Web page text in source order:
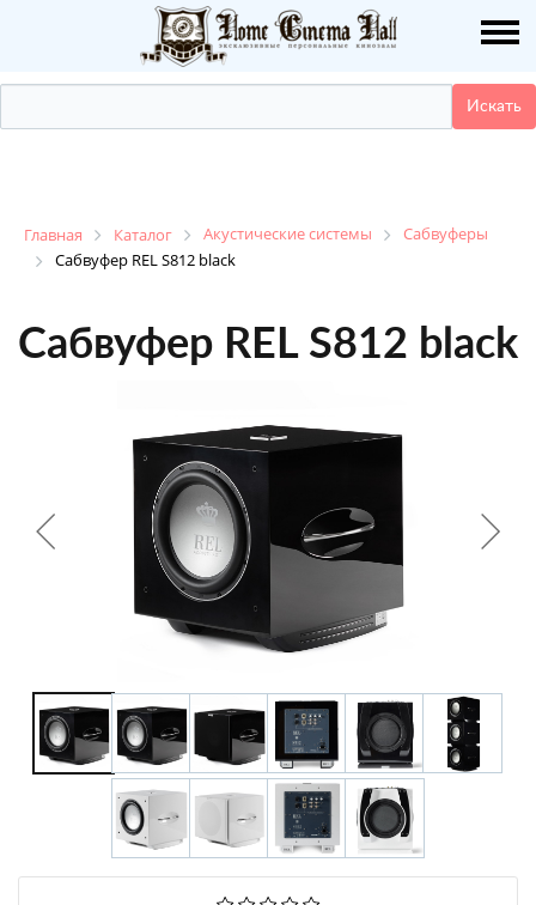
Главная Каталог Акустические системы
Сабвуферы
Сабвуфер REL S812 black
О НАС
КАТАЛОГ
ДЕМО ЗАЛ
КОНТАКТЫ
+7 495-951-3751
+7 495-951-3646
Ежедневно 10:00-20:00
Сабвуфер REL S812 black